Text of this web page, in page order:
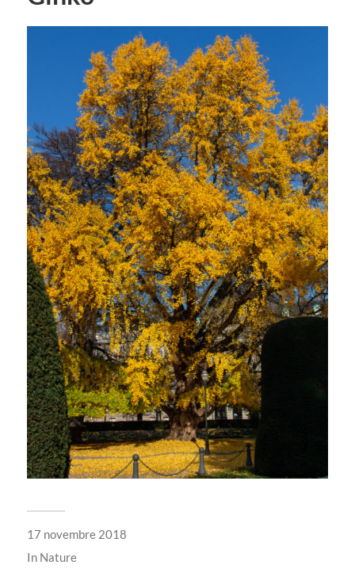
17 novembre 2018
In Nature